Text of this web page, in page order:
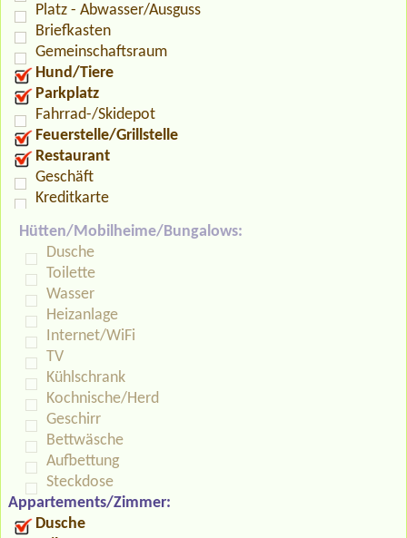
Platz - Abwasser/Ausguss
Briefkasten
Gemeinschaftsraum
Hund/Tiere
Parkplatz
Fahrrad-/Skidepot
Feuerstelle/Grillstelle
Restaurant
Geschäft
Kreditkarte
Hütten/Mobilheime/Bungalows:
Dusche
Toilette
Wasser
Heizanlage
Internet/WiFi
TV
Kühlschrank
Kochnische/Herd
Geschirr
Bettwäsche
Aufbettung
Steckdose
Appartements/Zimmer:
Dusche